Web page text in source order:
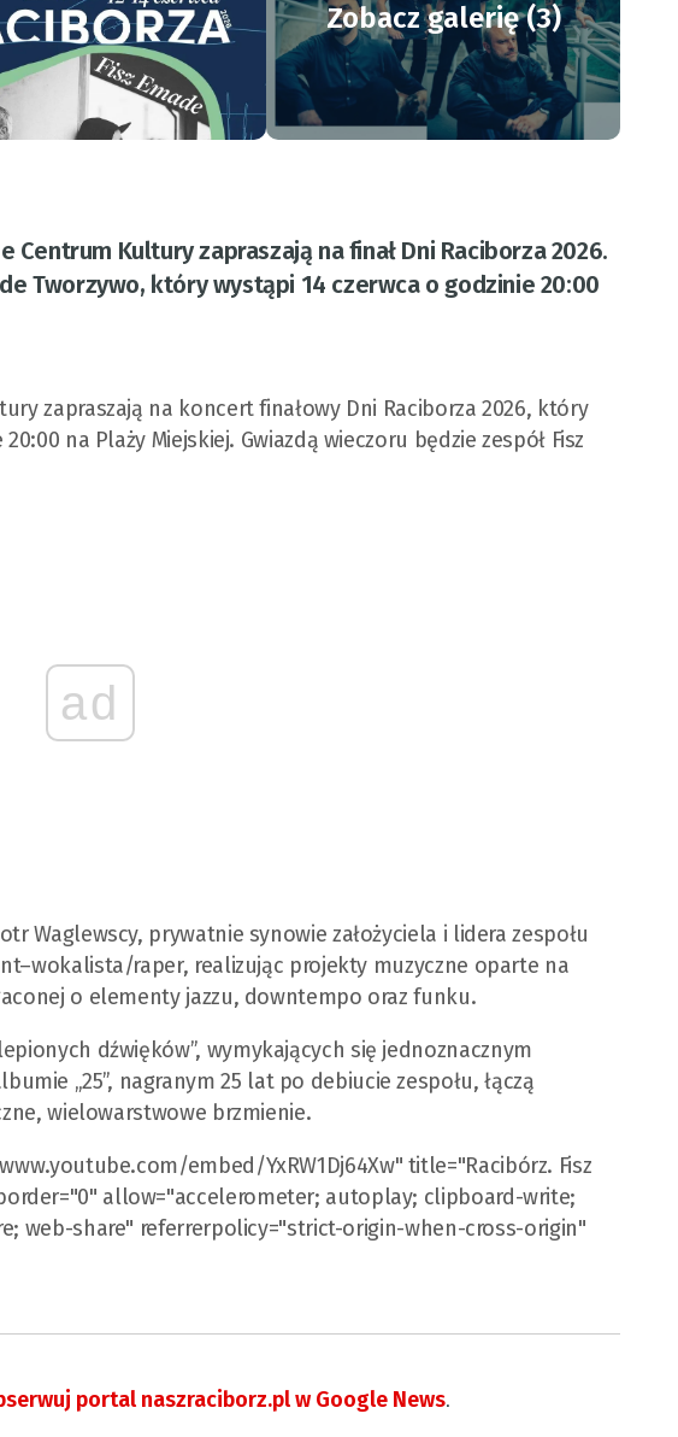
Zobacz galerię (3)
Centrum Kultury zapraszają na finał Dni Raciborza 2026.
Tworzywo, który wystąpi 14 czerwca o godzinie 20:00
zapraszają na koncert finałowy Dni Raciborza 2026, który
na Plaży Miejskiej. Gwiazdą wieczoru będzie zespół Fisz
ad
Waglewscy, prywatnie synowie założyciela i lidera zespołu
raper, realizując projekty muzyczne oparte na
o elementy jazzu, downtempo oraz funku.
dźwięków”, wymykających się jednoznacznym
„25”, nagranym 25 lat po debiucie zespołu, łączą
wielowarstwowe brzmienie.
embed/YxRW1Dj64Xw" title="Racibórz. Fisz
allow="accelerometer; autoplay; clipboard-write;
web-share" referrerpolicy="strict-origin-when-cross-origin"
portal naszraciborz.pl w Google News.